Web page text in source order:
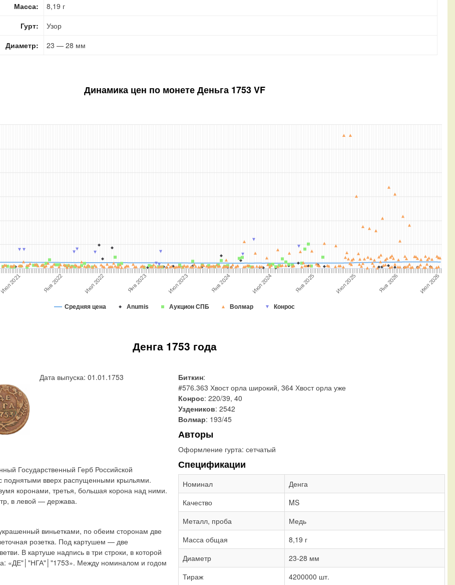
Масса:
8,19 г
Гурт:
Узор
Диаметр:
23 — 28 мм
Динамика цен по монетеДеньга 1753 VF
Средняя цена Anumis Аукцион СПБ Волмар Конрос
Июл 2021 Янв 2022 Июл 2022 Янв 2023 Июл 2023 Янв 2024 Июл 2024 Янв 2025 Июл 2025 Янв 2026 Июл 2026
Денга 1753 года
Дата выпуска: 01.01.1753
Государственный Герб Российской
поднятыми вверх распущенными крыльями.
коронами, третья, большая корона над ними.
в левой — держава.
виньетками, по обеим сторонам две
розетка. Под картушем — две
В картуше надпись в три строки, в которой
«ДЕ"│"НГА"│"1753». Между номиналом и годом
Биткин:
#576.363 Хвост орла широкий, 364 Хвост орла уже
Конрос: 220/39, 40
Уздеников: 2542
Волмар: 193/45
Авторы
Оформление гурта: сетчатый
Спецификации
Номинал
Денга
Качество
MS
Металл, проба
Медь
Масса общая
8,19 г
Диаметр
23-28 мм
Тираж
4200000 шт.